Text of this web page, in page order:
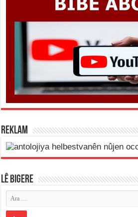
REKLAM
LÊ BIGERE